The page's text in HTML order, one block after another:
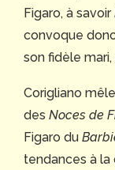
Figaro, à savoir
convoque
son fidèle
Corigliano
des Noces de
Figaro du
tendances à